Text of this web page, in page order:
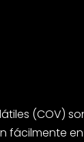
(COV)
fácilmente